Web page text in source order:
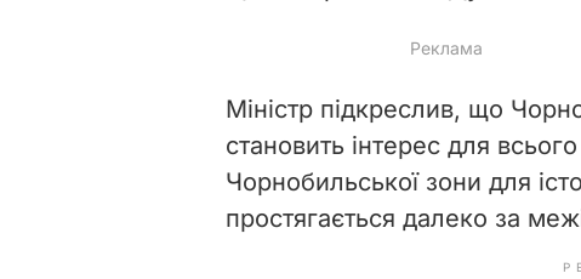
Міністр підкреслив, що
становить інтерес для
Чорнобильської зони для
простягається далеко за